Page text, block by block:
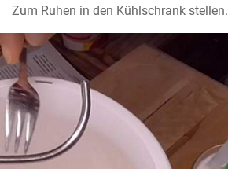
Zum Ruhen in den Kühlschrank stellen.